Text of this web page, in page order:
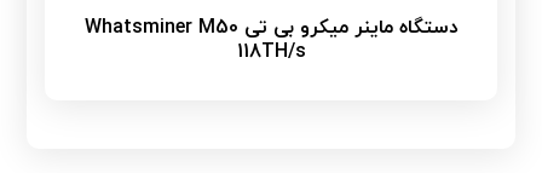
دستگاه ماینر میکرو بی تی Whatsminer M50
118TH/s